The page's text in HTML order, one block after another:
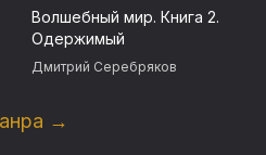
Волшебный мир. Книга 2.
Одержимый
Дмитрий Серебряков
→